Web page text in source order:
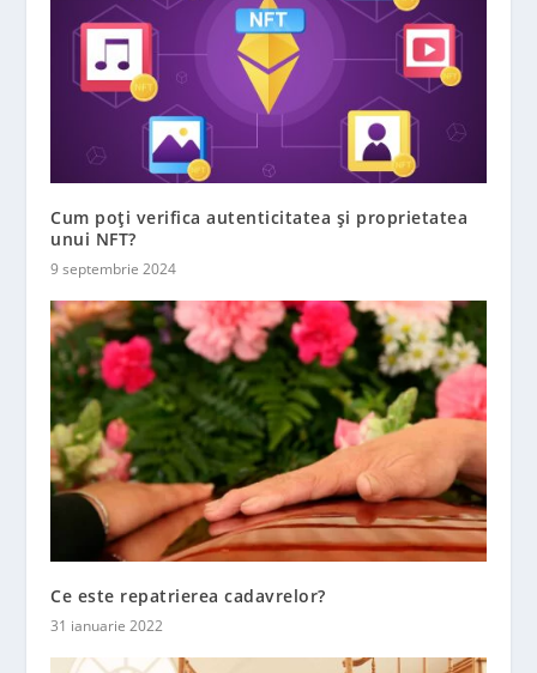
Cum poți verifica autenticitatea și proprietatea
unui NFT?
9 septembrie 2024
Ce este repatrierea cadavrelor?
31 ianuarie 2022